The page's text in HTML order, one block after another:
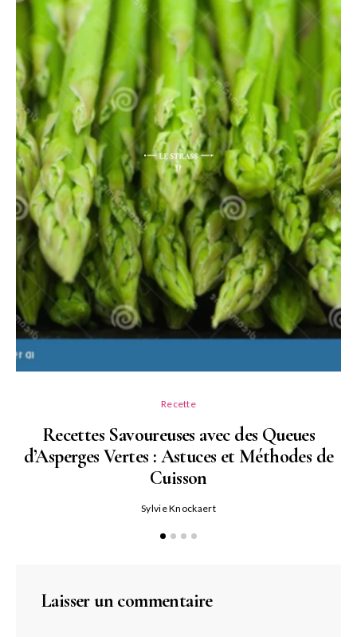
Recette
Recettes Savoureuses avec des Queues
d’Asperges Vertes : Astuces et Méthodes de
Cuisson
Sylvie Knockaert
Laisser un commentaire